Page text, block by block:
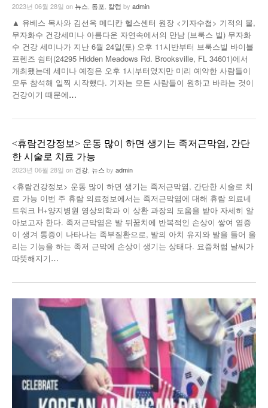
2023년 06월 28일 on뉴스 동포 칼럼 by admin
▲ 유베스 목사와 김선옥 메디칸 헬스센터 원장 <기자수첩> 기적의 물,
무자화수 건강세미나 아름다운 자연속에서의 만남 (브룩스 빌) 무자화
수 건강 세미나가 지난 6월 24일(토) 오후 11시반부터 브룩스빌 바이블
프렌즈 쉼터(24295 Hidden Meadows Rd. Brooksville, FL 34601)에서
개최됐는데 세미나 예정은 오후 1시부터였지만 미리 예약한 사람들이
모두 참석해 일찍 시작했다. 기자는 모든 사람들이 원하고 바라는 것이
건강이기 때문에…
<휴람건강정보> 운동 많이 하면 생기는 족저근막염, 간단
한 시술로 치료 가능
2023년 06월 28일 on 건강 뉴스 by admin
<휴람건강정보> 운동 많이 하면 생기는 족저근막염, 간단한 시술로 치
료 가능 이번 주 휴람 의료정보에서는 족저근막염에 대해 휴람 의료네
트워크 H+양지병원 영상의학과 이 상환 과장의 도움을 받아 자세히 알
아보고자 한다. 족저근막염은 발 뒤꿈치에 반복적인 손상이 쌓여 염증
이 생겨 통증이 나타나는 족부질환으로, 발의 아치 유지와 발을 들어 올
리는 기능을 하는 족저 근막에 손상이 생기는 상태다. 요즘처럼 날씨가
따뜻해지기…